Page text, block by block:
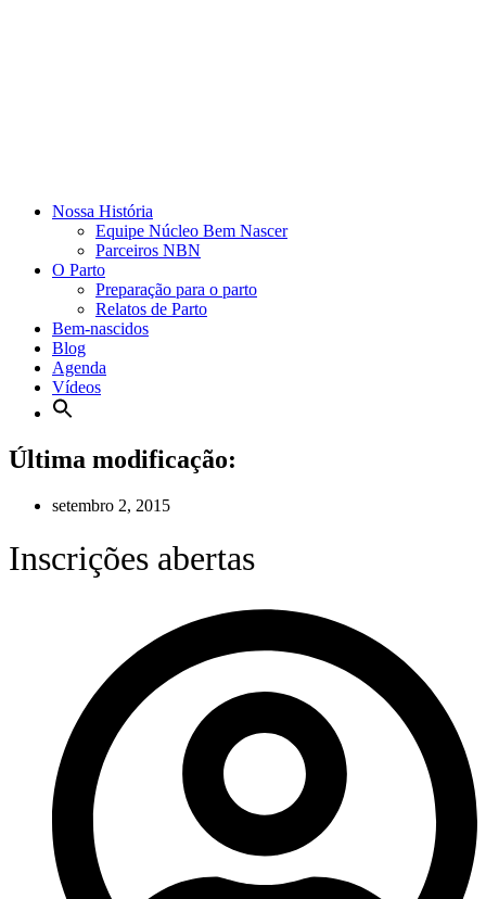
Nossa História
Equipe Núcleo Bem Nascer
Parceiros NBN
O Parto
Preparação para o parto
Relatos de Parto
Bem-nascidos
Blog
Agenda
Vídeos
Última modificação:
setembro 2, 2015
Inscrições abertas